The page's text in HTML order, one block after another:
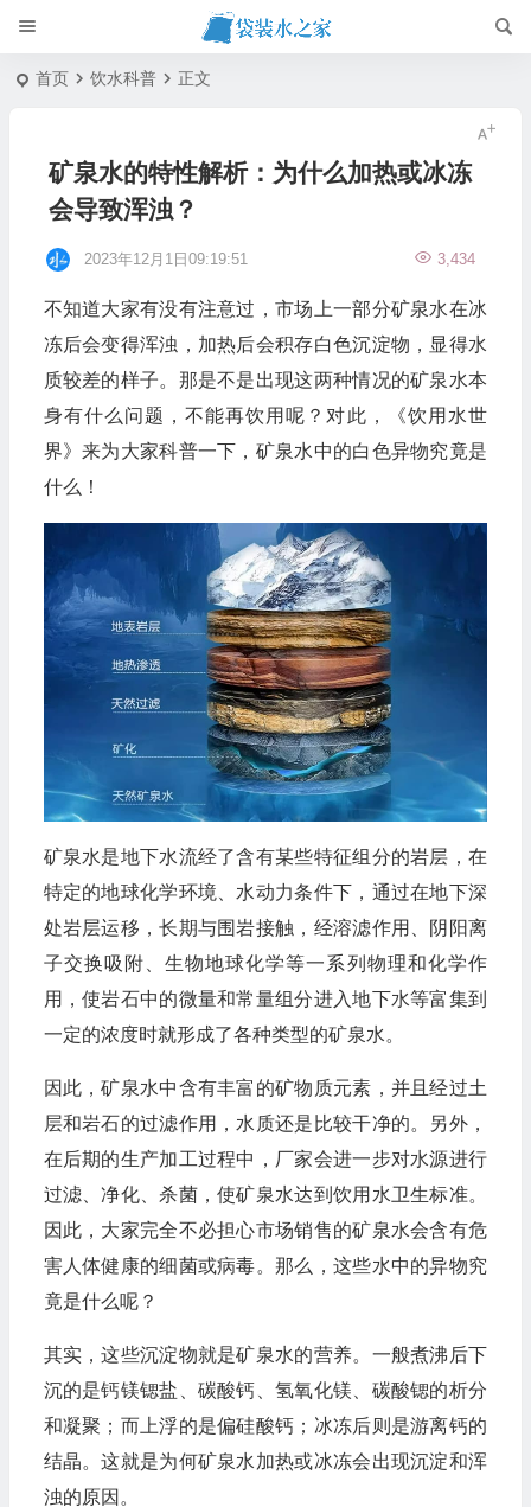
首页 饮水科普 正文
矿泉水的特性解析：为什么加热或冰冻
会导致浑浊？
2023年12月1日09:19:51 3,434
不知道大家有没有注意过，市场上一部分矿泉水在冰
冻后会变得浑浊，加热后会积存白色沉淀物，显得水
质较差的样子。那是不是出现这两种情况的矿泉水本
身有什么问题，不能再饮用呢？对此，《饮用水世
界》来为大家科普一下，矿泉水中的白色异物究竟是
什么！
矿泉水是地下水流经了含有某些特征组分的岩层，在
特定的地球化学环境、水动力条件下，通过在地下深
处岩层运移，长期与围岩接触，经溶滤作用、阴阳离
子交换吸附、生物地球化学等一系列物理和化学作
用，使岩石中的微量和常量组分进入地下水等富集到
一定的浓度时就形成了各种类型的矿泉水。
因此，矿泉水中含有丰富的矿物质元素，并且经过土
层和岩石的过滤作用，水质还是比较干净的。另外，
在后期的生产加工过程中，厂家会进一步对水源进行
过滤、净化、杀菌，使矿泉水达到饮用水卫生标准。
因此，大家完全不必担心市场销售的矿泉水会含有危
害人体健康的细菌或病毒。那么，这些水中的异物究
竟是什么呢？
其实，这些沉淀物就是矿泉水的营养。一般煮沸后下
沉的是钙镁锶盐、碳酸钙、氢氧化镁、碳酸锶的析分
和凝聚；而上浮的是偏硅酸钙；冰冻后则是游离钙的
结晶。这就是为何矿泉水加热或冰冻会出现沉淀和浑
浊的原因。